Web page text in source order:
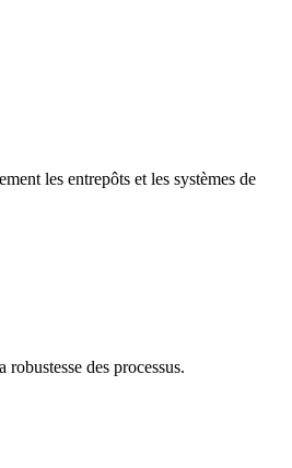
les entrepôts et les systèmes de
des processus.